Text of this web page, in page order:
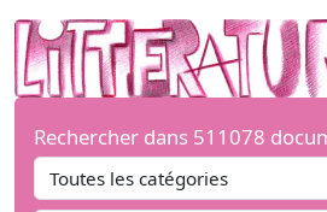
Rechercher dans 511078